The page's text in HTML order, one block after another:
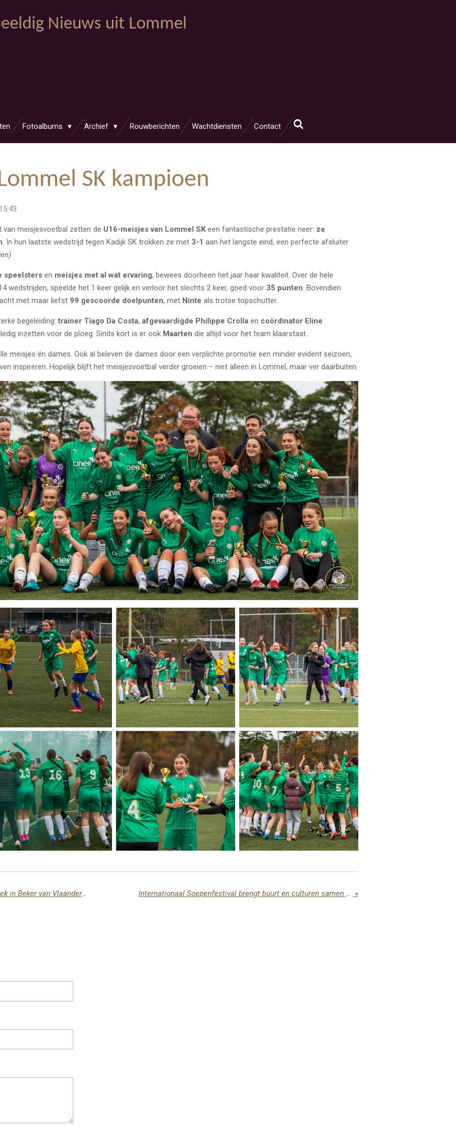
Nieuws uit Lommel
Fotoalbums Archief Rouwberichten Wachtdiensten Contact
SK kampioen
meisjesvoetbal zetten de U16-meisjes van Lommel SKeen fantastische prestatie neer: ze
. In hun laatste wedstrijd tegen Kadijk SK trokken ze met 3-1 aan het langste eind, een perfecte afsluiter
speelsters en meisjes met al wat ervaring, bewees doorheen het jaar haar kwaliteit. Over de hele
wedstrijden, speelde het 1 keer gelijk en verloor het slechts 2 keer, goed voor 35 punten. Bovendien
met maar liefst 99 gescoorde doelpunten, met Ninte als trotse topschutter.
begeleiding: trainer Tiago Da Costa, afgevaardigde Philippe Crolla en coördinator Eline
inzetten voor de ploeg. Sinds kort is er ook Maarten die altijd voor het team klaarstaat.
meisjes én dames. Ook al beleven de dames door een verplichte promotie een minder evident seizoen,
inspireren. Hopelijk blijft het meisjesvoetbal verder groeien – niet alleen in Lommel, maar ver daarbuiten.
Basket: Lommel verliest van Willebroek in Beker van Vlaanderen Internationaal Soepenfestival brengt buurt en culturen samen in Balendijk »